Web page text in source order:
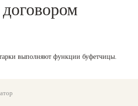
выполняют функции буфетчицы.